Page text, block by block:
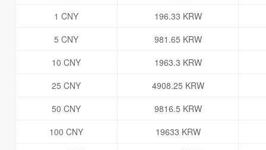
1 CNY
196.33 KRW
5 CNY
981.65 KRW
10 CNY
1963.3 KRW
25 CNY
4908.25 KRW
50 CNY
9816.5 KRW
100 CNY
19633 KRW